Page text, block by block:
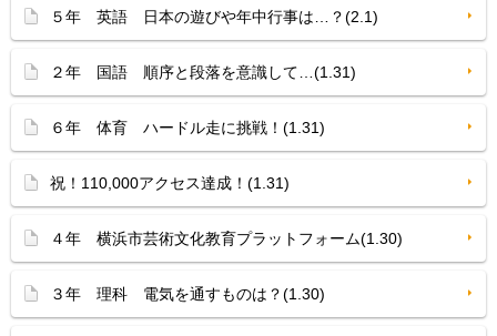
５年 英語 日本の遊びや年中行事は…？(2.1)
２年 国語 順序と段落を意識して…(1.31)
６年 体育 ハードル走に挑戦！(1.31)
祝！110,000アクセス達成！(1.31)
４年 横浜市芸術文化教育プラットフォーム(1.30)
３年 理科 電気を通すものは？(1.30)